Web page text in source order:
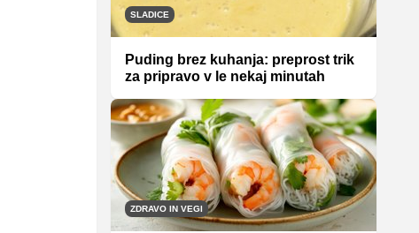
SLADICE
Puding brez kuhanja: preprost trik
za pripravo v le nekaj minutah
ZDRAVO IN VEGI